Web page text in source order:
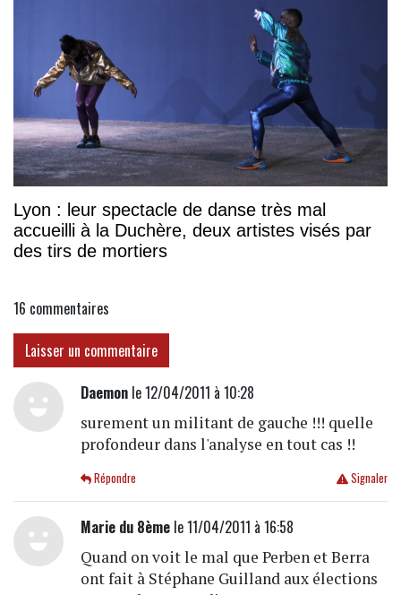
Lyon : leur spectacle de danse très mal
accueilli à la Duchère, deux artistes visés par
des tirs de mortiers
16 commentaires
Laisser un commentaire
Daemon le 12/04/2011 à 10:28
surement un militant de gauche !!! quelle
profondeur dans l'analyse en tout cas !!
Signaler
Répondre
Marie du 8ème le 11/04/2011 à 16:58
Quand on voit le mal que Perben et Berra
ont fait à Stéphane Guilland aux élections